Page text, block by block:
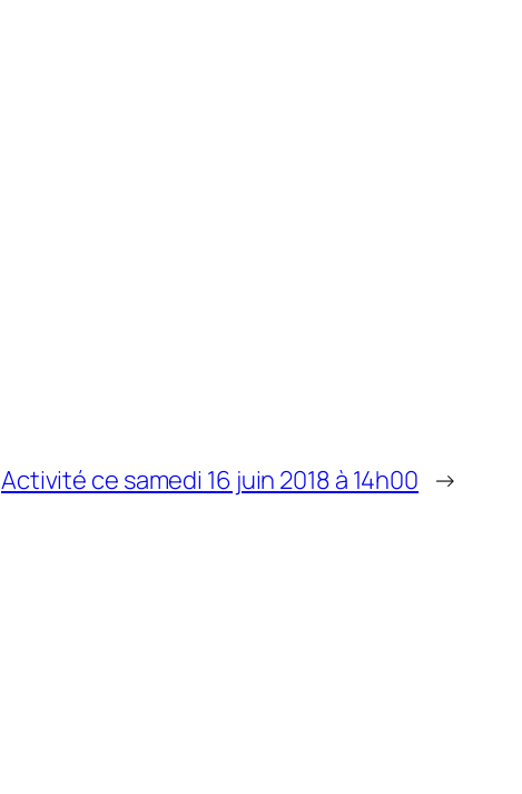
Activité ce samedi 16 juin 2018 à 14h00 →